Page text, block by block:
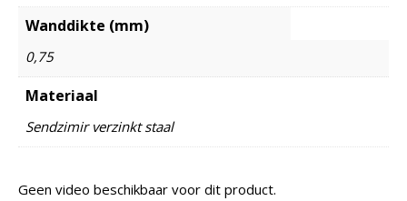
Wanddikte (mm)
0,75
Materiaal
Sendzimir verzinkt staal
Geen video beschikbaar voor dit product.